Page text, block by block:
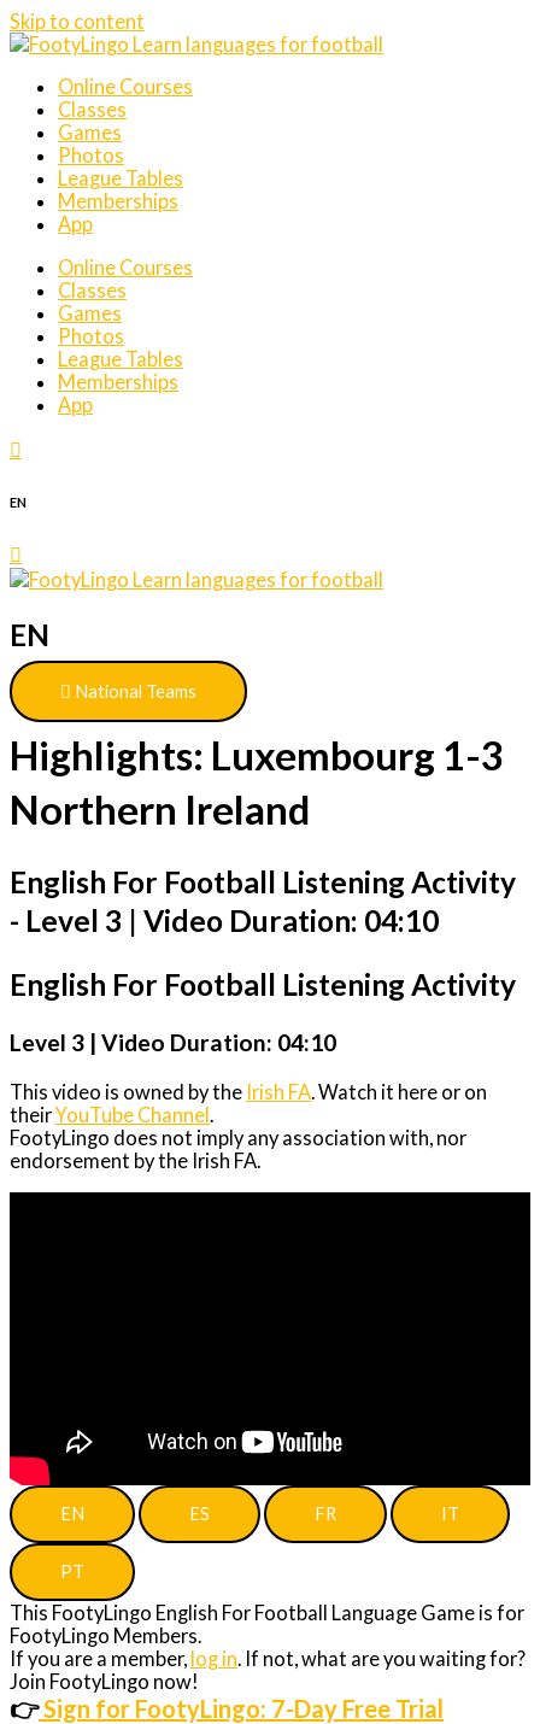
Skip to content
Online Courses
Classes
Games
Photos
League Tables
Memberships
App
Online Courses
Classes
Games
Photos
League Tables
Memberships
App
EN
EN
National Teams
Highlights: Luxembourg 1-3
Northern Ireland
English For Football Listening Activity
- Level 3 | Video Duration: 04:10
English For Football Listening Activity
Level 3 | Video Duration: 04:10
This video is owned by the Irish FA. Watch it here or on
theirYouTube Channel .
FootyLingo does not imply any association with, nor
endorsement by the Irish FA.
EN ES FR IT
PT
This FootyLingo English For Football Language Game is for
FootyLingo Members.
If you are a member, log in . If not, what are you waiting for?
Join FootyLingo now!
👉Sign for FootyLingo: 7-Day Free Trial